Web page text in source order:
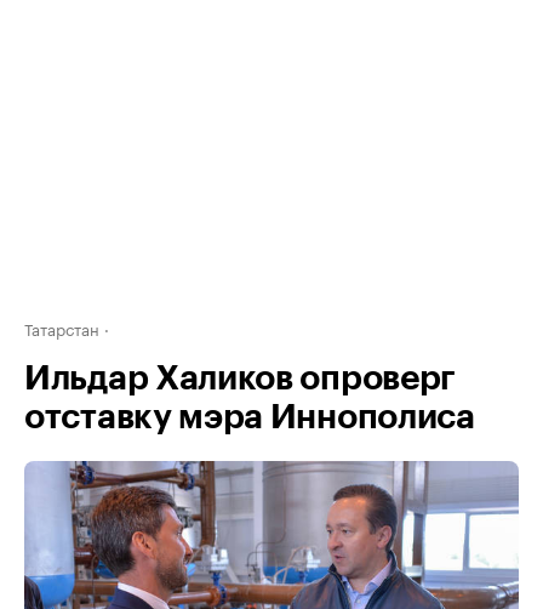
Татарстан
Ильдар Халиков опроверг
отставку мэра Иннополиса